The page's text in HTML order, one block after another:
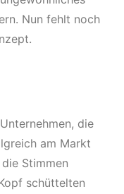
Nun fehlt noch
die
am Markt
Stimmen
schüttelten